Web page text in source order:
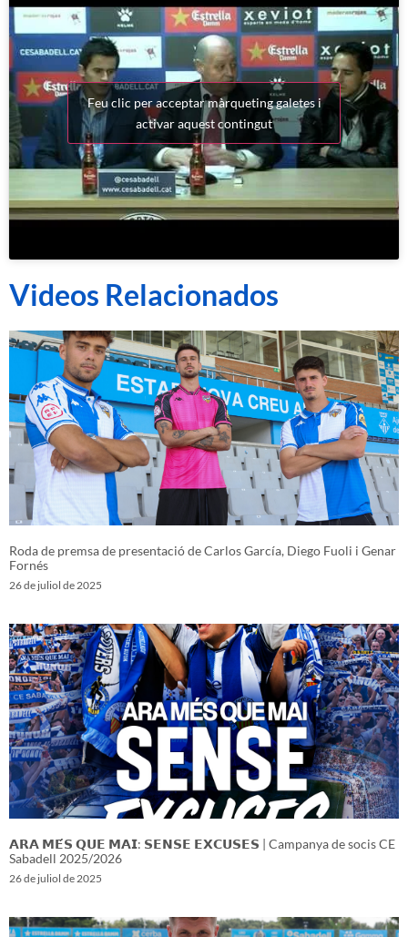
Feu clic per acceptar màrqueting galetes i
activar aquest contingut
Videos Relacionados
Roda de premsa de presentació de Carlos García, Diego Fuoli i Genar
Fornés
26 de juliol de 2025
𝗔𝗥𝗔 𝗠𝗘́𝗦 𝗤𝗨𝗘 𝗠𝗔𝗜: 𝗦𝗘𝗡𝗦𝗘 𝗘𝗫𝗖𝗨𝗦𝗘𝗦 | Campanya de socis CE
Sabadell 2025/2026
26 de juliol de 2025